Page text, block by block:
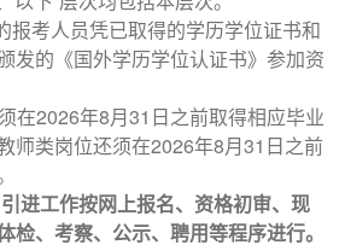
报考人员凭已取得的学历学位证书和
发的《国外学历学位认证书》参加资
在2026年8月31日之前取得相应毕业
师类岗位还须在2026年8月31日之前
进工作按网上报名、资格初审、现
检、考察、公示、聘用等程序进行。